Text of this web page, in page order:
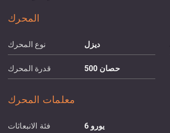
المحرك
نوع المحرك ديزل
قدرة المحرك 500 حصان
معلمات المحرك
فئة الانبعاثات يورو 6